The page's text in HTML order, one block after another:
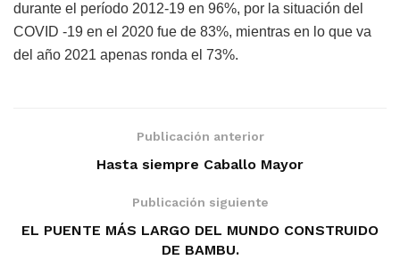
durante el período 2012-19 en 96%, por la situación del
COVID -19 en el 2020 fue de 83%, mientras en lo que va
del año 2021 apenas ronda el 73%.
Publicación anterior
Hasta siempre Caballo Mayor
Publicación siguiente
EL PUENTE MÁS LARGO DEL MUNDO CONSTRUIDO
DE BAMBU.